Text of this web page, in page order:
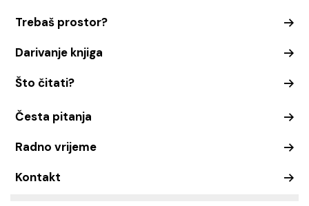
Trebaš prostor?
Darivanje knjiga
Što čitati?
Česta pitanja
Radno vrijeme
Kontakt